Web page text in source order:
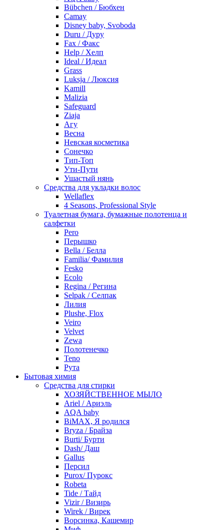
Bübchen / Бюбхен
Camay
Disney baby, Svoboda
Duru / Дуру
Fax / Факс
Help / Хелп
Ideal / Идеал
Grass
Luksja / Люксия
Kamill
Malizia
Safeguard
Ziaja
Агу
Весна
Невская косметика
Сонечко
Тип-Топ
Ути-Пути
Ушастый нянь
Средства для укладки волос
Wellaflex
4 Seasons, Professional Style
Туалетная бумага, бумажные полотенца и
салфетки
Pero
Перышко
Bella / Белла
Familia/ Фамилия
Fesko
Ecolo
Regina / Регина
Selpak / Селпак
Лилия
Plushe, Flox
Veiro
Velvet
Zewa
Полотенечко
Teno
Рута
Бытовая химия
Средства для стирки
ХОЗЯЙСТВЕННОЕ МЫЛО
Ariel / Ариэль
AQA baby
BiMAX, Я родился
Bryza / Брайза
Burti/ Бурти
Dash/ Даш
Gallus
Персил
Purox/ Пурокс
Robeta
Tide / Тайд
Vizir / Визирь
Wirek / Вирек
Ворсинка, Кашемир